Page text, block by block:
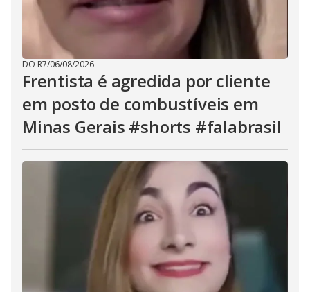
DO R7/06/08/2026
Frentista é agredida por cliente
em posto de combustíveis em
Minas Gerais #shorts #falabrasil